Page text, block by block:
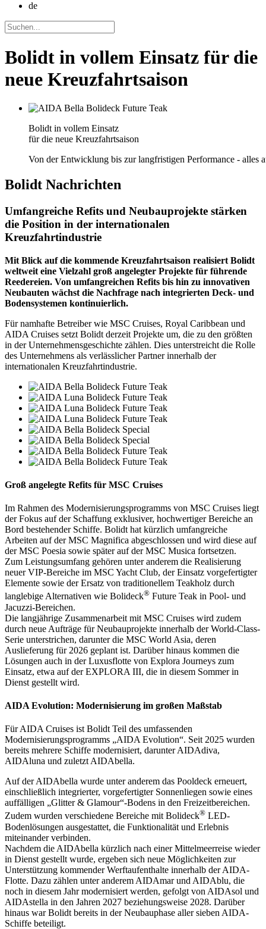
de
Bolidt in vollem Einsatz für die
neue Kreuzfahrtsaison
Bolidt in vollem Einsatz
für die neue Kreuzfahrtsaison
Von der Entwicklung bis zur langfristigen Performance - alles
Bolidt Nachrichten
Umfangreiche Refits und Neubauprojekte stärken
die Position in der internationalen
Kreuzfahrtindustrie
Mit Blick auf die kommende Kreuzfahrtsaison realisiert Bolidt
weltweit eine Vielzahl groß angelegter Projekte für führende
Reedereien. Von umfangreichen Refits bis hin zu innovativen
Neubauten wächst die Nachfrage nach integrierten Deck- und
Bodensystemen kontinuierlich.
Für namhafte Betreiber wie MSC Cruises, Royal Caribbean und
AIDA Cruises setzt Bolidt derzeit Projekte um, die zu den größten
in der Unternehmensgeschichte zählen. Dies unterstreicht die Rolle
des Unternehmens als verlässlicher Partner innerhalb der
internationalen Kreuzfahrtindustrie.
Groß angelegte Refits für MSC Cruises
Im Rahmen des Modernisierungsprogramms von MSC Cruises liegt
der Fokus auf der Schaffung exklusiver, hochwertiger Bereiche an
Bord bestehender Schiffe. Bolidt hat kürzlich umfangreiche
Arbeiten auf der MSC Magnifica abgeschlossen und wird diese auf
der MSC Poesia sowie später auf der MSC Musica fortsetzen.
Zum Leistungsumfang gehören unter anderem die Realisierung
neuer VIP-Bereiche im MSC Yacht Club, der Einsatz vorgefertigter
Elemente sowie der Ersatz von traditionellem Teakholz durch
langlebige Alternativen wie Bolideck® Future Teak in Pool- und
Jacuzzi-Bereichen.
Die langjährige Zusammenarbeit mit MSC Cruises wird zudem
durch neue Aufträge für Neubauprojekte innerhalb der World-Class-
Serie unterstrichen, darunter die MSC World Asia, deren
Auslieferung für 2026 geplant ist. Darüber hinaus kommen die
Lösungen auch in der Luxusflotte von Explora Journeys zum
Einsatz, etwa auf der EXPLORA III, die in diesem Sommer in
Dienst gestellt wird.
AIDA Evolution: Modernisierung im großen Maßstab
Für AIDA Cruises ist Bolidt Teil des umfassenden
Modernisierungsprogramms „AIDA Evolution“. Seit 2025 wurden
bereits mehrere Schiffe modernisiert, darunter AIDAdiva,
AIDAluna und zuletzt AIDAbella.
Auf der AIDAbella wurde unter anderem das Pooldeck erneuert,
einschließlich integrierter, vorgefertigter Sonnenliegen sowie eines
auffälligen „Glitter & Glamour“-Bodens in den Freizeitbereichen.
Zudem wurden verschiedene Bereiche mit Bolideck® LED-
Bodenlösungen ausgestattet, die Funktionalität und Erlebnis
miteinander verbinden.
Nachdem die AIDAbella kürzlich nach einer Mittelmeerreise wieder
in Dienst gestellt wurde, ergeben sich neue Möglichkeiten zur
Unterstützung kommender Werftaufenthalte innerhalb der AIDA-
Flotte. Dazu zählen unter anderem AIDAmar und AIDAblu, die
noch in diesem Jahr modernisiert werden, gefolgt von AIDAsol und
AIDAstella in den Jahren 2027 beziehungsweise 2028. Darüber
hinaus war Bolidt bereits in der Neubauphase aller sieben AIDA-
Schiffe beteiligt.